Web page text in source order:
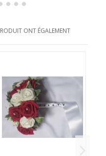
ONT ÉGALEMENT